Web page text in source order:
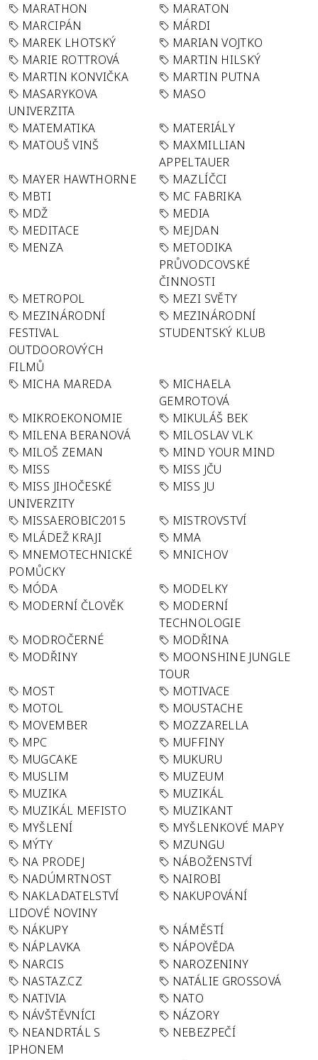
MARATHON
MARATON
MARCIPÁN
MÁRDI
MAREK LHOTSKÝ
MARIAN VOJTKO
MARIE ROTTROVÁ
MARTIN HILSKÝ
MARTIN KONVIČKA
MARTIN PUTNA
MASARYKOVA
UNIVERZITA
MASO
MATEMATIKA
MATERIÁLY
MATOUŠ VINŠ
MAXMILLIAN
APPELTAUER
MAYER HAWTHORNE
MAZLÍČCI
MBTI
MC FABRIKA
MDŽ
MEDIA
MEDITACE
MEJDAN
MENZA
METODIKA
PRŮVODCOVSKÉ
ČINNOSTI
METROPOL
MEZI SVĚTY
MEZINÁRODNÍ
FESTIVAL
OUTDOOROVÝCH
FILMŮ
MEZINÁRODNÍ
STUDENTSKÝ KLUB
MICHA MAREDA
MICHAELA
GEMROTOVÁ
MIKROEKONOMIE
MIKULÁŠ BEK
MILENA BERANOVÁ
MILOSLAV VLK
MILOŠ ZEMAN
MIND YOUR MIND
MISS
MISS JČU
MISS JIHOČESKÉ
UNIVERZITY
MISS JU
MISSAEROBIC2015
MISTROVSTVÍ
MLÁDEŽ KRAJI
MMA
MNEMOTECHNICKÉ
POMŮCKY
MNICHOV
MÓDA
MODELKY
MODERNÍ ČLOVĚK
MODERNÍ
TECHNOLOGIE
MODROČERNÉ
MODŘINA
MODŘINY
MOONSHINE JUNGLE
TOUR
MOST
MOTIVACE
MOTOL
MOUSTACHE
MOVEMBER
MOZZARELLA
MPC
MUFFINY
MUGCAKE
MUKURU
MUSLIM
MUZEUM
MUZIKA
MUZIKÁL
MUZIKÁL MEFISTO
MUZIKANT
MYŠLENÍ
MYŠLENKOVÉ MAPY
MÝTY
MZUNGU
NA PRODEJ
NÁBOŽENSTVÍ
NADÚMRTNOST
NAIROBI
NAKLADATELSTVÍ
LIDOVÉ NOVINY
NAKUPOVÁNÍ
NÁKUPY
NÁMĚSTÍ
NÁPLAVKA
NÁPOVĚDA
NARCIS
NAROZENINY
NASTAZ.CZ
NATÁLIE GROSSOVÁ
NATIVIA
NATO
NÁVŠTĚVNÍCI
NÁZORY
NEANDRTÁL S
IPHONEM
NEBEZPEČÍ